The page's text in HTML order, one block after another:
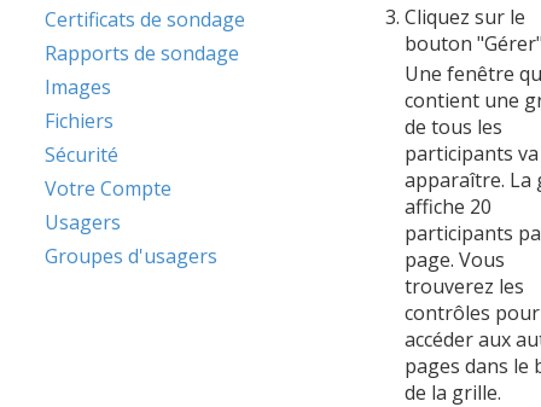
Certificats de sondage
Rapports de sondage
Images
Fichiers
Sécurité
Votre Compte
Usagers
Groupes d'usagers
Cliquez sur le
bouton
Une fenêtre
contient une
de tous les
participants va
apparaître. La
affiche 20
participants
page. Vous
trouverez les
contrôles pour
accéder aux
pages dans le
de la grille.